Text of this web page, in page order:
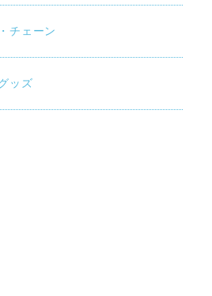
チェーン
ッズ